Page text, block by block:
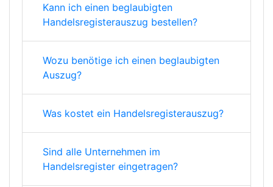
Kann ich einen beglaubigten
Handelsregisterauszug bestellen?
Wozu benötige ich einen beglaubigten
Auszug?
Was kostet ein Handelsregisterauszug?
Sind alle Unternehmen im
Handelsregister eingetragen?